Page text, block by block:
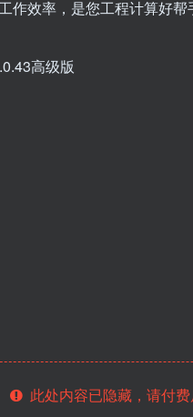
作效率，是您工程计算好帮
高级版
此处内容已隐藏，请付